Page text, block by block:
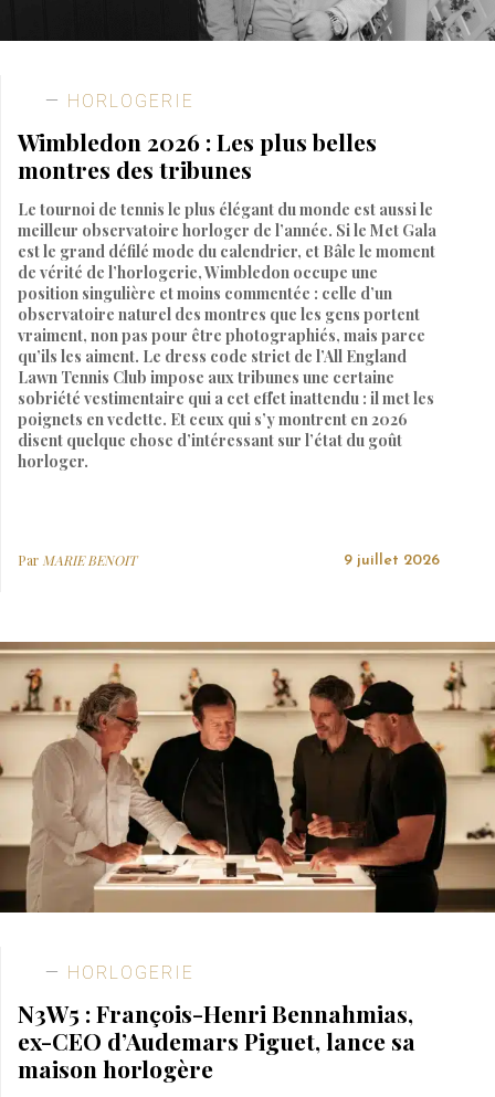
HORLOGERIE
Wimbledon 2026 : Les plus belles
montres des tribunes
Le tournoi de tennis le plus élégant du monde est aussi le
meilleur observatoire horloger de l’année. Si le Met Gala
est le grand défilé mode du calendrier, et Bâle le moment
de vérité de l’horlogerie, Wimbledon occupe une
position singulière et moins commentée : celle d’un
observatoire naturel des montres que les gens portent
vraiment, non pas pour être photographiés, mais parce
qu’ils les aiment. Le dress code strict de l’All England
Lawn Tennis Club impose aux tribunes une certaine
sobriété vestimentaire qui a cet effet inattendu : il met les
poignets en vedette. Et ceux qui s’y montrent en 2026
disent quelque chose d’intéressant sur l’état du goût
horloger.
ParMARIE BENOIT 9 juillet 2026
HORLOGERIE
N3W5 : François-Henri Bennahmias,
ex-CEO d’Audemars Piguet, lance sa
maison horlogère